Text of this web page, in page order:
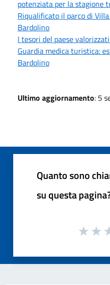
potenziata per la stagione
Riqualificato il parco di
Bardolino
I tesori del paese
Guardia medica turistica:
Bardolino
Ultimo aggiornamento: 5
Quanto sono
su questa